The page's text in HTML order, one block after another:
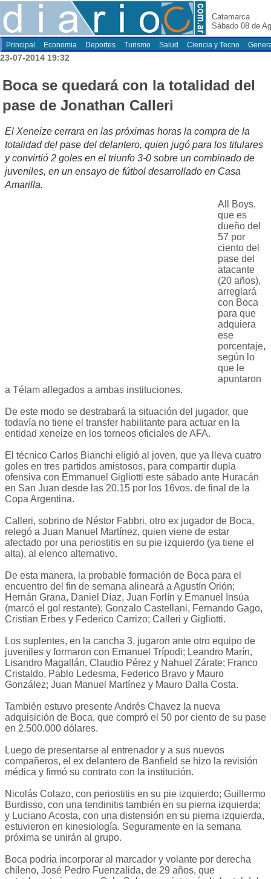
Catamarca
Sábado 08 de
Principal Economia Deportes Turismo Salud Ciencia y Tecno
23-07-2014 19:32
Boca se quedará con la totalidad del
pase de Jonathan Calleri
El Xeneize cerrara en las próximas horas la compra de la
totalidad del pase del delantero, quien jugó para los titulares
y convirtió 2 goles en el triunfo 3-0 sobre un combinado de
juveniles, en un ensayo de fútbol desarrollado en Casa
Amarilla.
All Boys,
que es
dueño del
57 por
ciento del
pase del
atacante
(20 años),
arreglará
con Boca
para que
adquiera
ese
porcentaje,
según lo
que le
apuntaron
a Télam allegados a ambas instituciones.
De este modo se destrabará la situación del jugador, que
todavía no tiene el transfer habilitante para actuar en la
entidad xeneize en los torneos oficiales de AFA.
El técnico Carlos Bianchi eligió al joven, que ya lleva cuatro
goles en tres partidos amistosos, para compartir dupla
ofensiva con Emmanuel Gigliotti este sábado ante Huracán
en San Juan desde las 20.15 por los 16vos. de final de la
Copa Argentina.
Calleri, sobrino de Néstor Fabbri, otro ex jugador de Boca,
relegó a Juan Manuel Martínez, quien viene de estar
afectado por una periostitis en su pie izquierdo (ya tiene el
alta), al elenco alternativo.
De esta manera, la probable formación de Boca para el
encuentro del fin de semana alineará a Agustín Orión;
Hernán Grana, Daniel Díaz, Juan Forlín y Emanuel Insúa
(marcó el gol restante); Gonzalo Castellani, Fernando Gago,
Cristian Erbes y Federico Carrizo; Calleri y Gigliotti.
Los suplentes, en la cancha 3, jugaron ante otro equipo de
juveniles y formaron con Emanuel Trípodi; Leandro Marín,
Lisandro Magallán, Claudio Pérez y Nahuel Zárate; Franco
Cristaldo, Pablo Ledesma, Federico Bravo y Mauro
González; Juan Manuel Martínez y Mauro Dalla Costa.
También estuvo presente Andrés Chavez la nueva
adquisición de Boca, que compró el 50 por ciento de su pase
en 2.500.000 dólares.
Luego de presentarse al entrenador y a sus nuevos
compañeros, el ex delantero de Banfield se hizo la revisión
médica y firmó su contrato con la institución.
Nicolás Colazo, con periostitis en su pie izquierdo; Guillermo
Burdisso, con una tendinitis también en su pierna izquierda;
y Luciano Acosta, con una distensión en su pierna izquierda,
estuvieron en kinesiología. Seguramente en la semana
próxima se unirán al grupo.
Boca podría incorporar al marcador y volante por derecha
chileno, José Pedro Fuenzalida, de 29 años, que